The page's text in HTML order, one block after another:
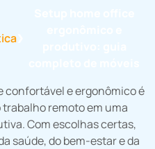
confortável e ergonômico é
remoto em uma
Com escolhas certas,
saúde, do bem-estar e da